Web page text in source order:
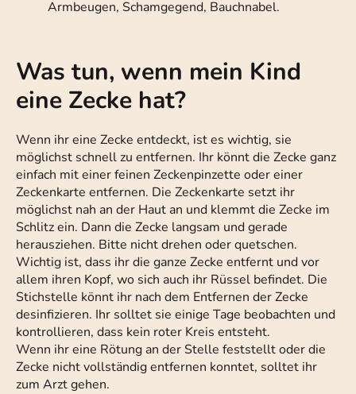
Armbeugen, Schamgegend, Bauchnabel.
Was tun, wenn mein Kind
eine Zecke hat?
Wenn ihr eine Zecke entdeckt, ist es wichtig, sie
möglichst schnell zu entfernen. Ihr könnt die Zecke ganz
einfach mit einer feinen Zeckenpinzette oder einer
Zeckenkarte entfernen. Die Zeckenkarte setzt ihr
möglichst nah an der Haut an und klemmt die Zecke im
Schlitz ein. Dann die Zecke langsam und gerade
herausziehen. Bitte nicht drehen oder quetschen.
Wichtig ist, dass ihr die ganze Zecke entfernt und vor
allem ihren Kopf, wo sich auch ihr Rüssel befindet. Die
Stichstelle könnt ihr nach dem Entfernen der Zecke
desinfizieren. Ihr solltet sie einige Tage beobachten und
kontrollieren, dass kein roter Kreis entsteht.
Wenn ihr eine Rötung an der Stelle feststellt oder die
Zecke nicht vollständig entfernen konntet, solltet ihr
zum Arzt gehen.